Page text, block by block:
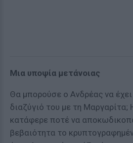
Μια υποψία μετάνοιας
Θα μπορούσε ο Ανδρέας να έχει
διαζύγιό του με τη Μαργαρίτα;
κατάφερε ποτέ να
βεβαιότητα το